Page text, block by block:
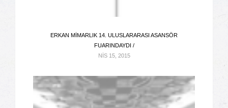
ERKAN MIMARLIK 14. ULUSLARARASI ASANSÖR
FUARINDAYDI /
NIS 15, 2015